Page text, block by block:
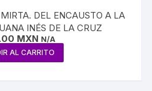
DEL ENCAUSTO A LA
INÉS DE LA CRUZ
MXN N/A
AL CARRITO